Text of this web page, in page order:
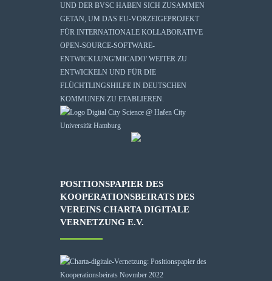
UND DER BVSC HABEN SICH ZUSAMMEN
GETAN, UM DAS EU-VORZEIGEPROJEKT
FÜR INTERNATIONALE KOLLABORATIVE
OPEN-SOURCE-SOFTWARE-
ENTWICKLUNG'MICADO' WEITER ZU
ENTWICKELN UND FÜR DIE
FLÜCHTLINGSHILFE IN DEUTSCHEN
KOMMUNEN ZU ETABLIEREN.
POSITIONSPAPIER DES
KOOPERATIONSBEIRATS DES
VEREINS CHARTA DIGITALE
VERNETZUNG E.V.